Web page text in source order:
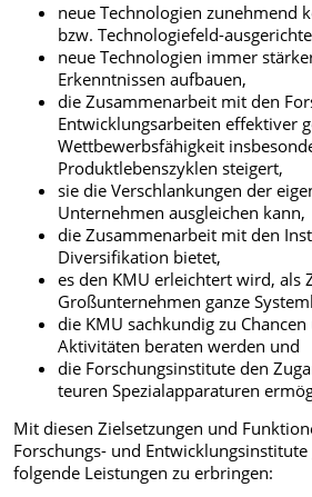
neue Technologien zunehmend
bzw. Technologiefeld-
neue Technologien immer
Erkenntnissen aufbauen,
die Zusammenarbeit mit den
Entwicklungsarbeiten effektiver
Wettbewerbsfähigkeit
Produktlebenszyklen steigert,
sie die Verschlankungen der
Unternehmen ausgleichen kann,
die Zusammenarbeit mit den
Diversifikation bietet,
es den KMU erleichtert wird, als
Großunternehmen ganze
die KMU sachkundig zu
Aktivitäten beraten werden und
die Forschungsinstitute den
teuren Spezialapparaturen
Mit diesen Zielsetzungen und
Forschungs- und
folgende Leistungen zu erbringen: